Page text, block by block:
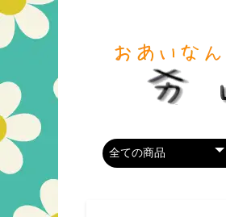
商品カテゴリを選択